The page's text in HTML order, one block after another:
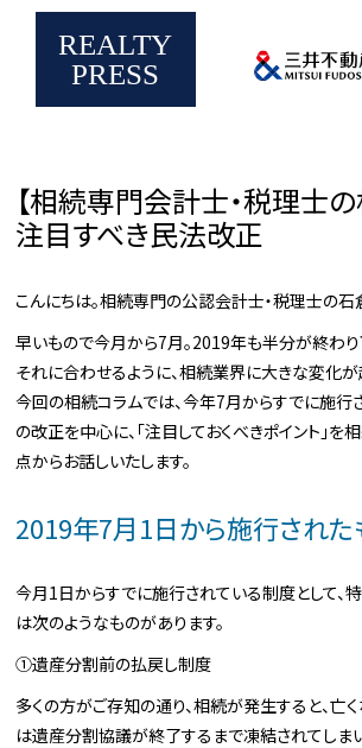
REALTY
PRESS
REALTY PRESS 税務・相続コラム 注目すべき民
【相続専門会計士・税理士の
注目すべき民法改正
こんにちは。相続専門の公認会計士・税理士の石
早いもので今月から7月。2019年も半分が終わり
それに合わせるように、相続業界に大きな変化が
今回の相続コラムでは、今年7月からすでに施
の改正を中心に、「注目しておくべきポイント」
点からお話しいたします。
2019年7月1日から施行された
今月1日からすでに施行されている制度として、
は次のようなものがあります。
①遺産分割前の払戻し制度
多くの方がご存知の通り、相続が発生すると、亡
は遺産分割協議が終了するまで凍結されてしまい